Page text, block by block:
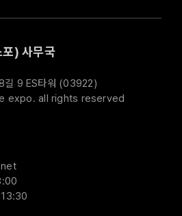
) 사무국
길 9 ES타워 (03922)
expo. all rights reserved
13:30